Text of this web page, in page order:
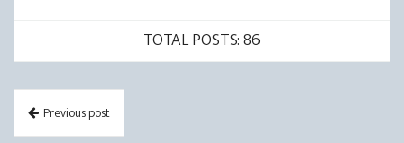
TOTAL POSTS: 86
Previous post